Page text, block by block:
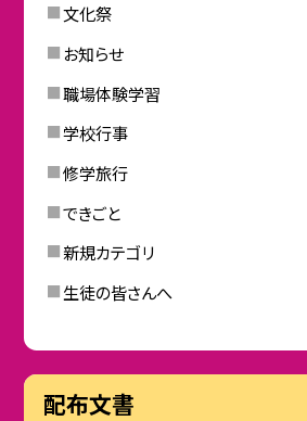
文化祭
お知らせ
職場体験学習
学校行事
修学旅行
できごと
新規カテゴリ
生徒の皆さんへ
配布文書